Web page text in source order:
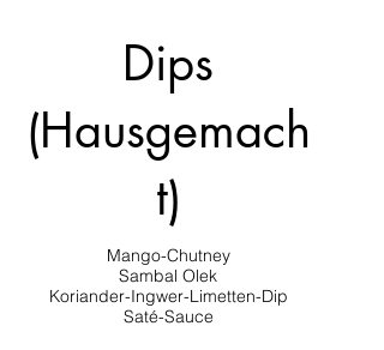
Dips
(Hausgemach
t)
Mango-Chutney
Sambal Olek
Koriander-Ingwer-Limetten-Dip
Saté-Sauce